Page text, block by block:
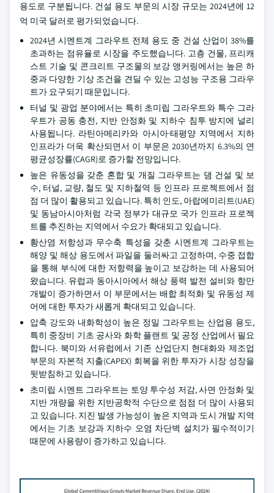
용도로 구분됩니다. 건설 용도 부문의 시장 규모는 2024년에 12
억 미국 달러로 평가되었습니다.
2024년 시멘트계 그라우트 전체 용도 중 건설 산업이 38%를
초과하는 점유율로 시장을 주도했습니다. 고층 건물, 프리캐
스트 기술 및 콘크리트 구조물의 보강 앵커링에서는 높은 하
중과 다양한 기상 조건을 견딜 수 있는 고성능 구조용 그라우
트가 요구되기 때문입니다.
터널 및 광업 분야에서는 특히 초미립 그라우트와 특수 그라
우트가 공동 충전, 지반 안정화 및 지하수 침투 방지에 널리
사용됩니다. 라틴아메리카와 아시아·태평양 지역에서 지하
인프라가 더욱 확산되면서 이 부문은 2030년까지 6.3%의 연
평균성장률(CAGR)로 증가할 전망입니다.
높은 유동성을 갖춘 혼합 및 개질 그라우트는 댐 건설 및 보
수, 터널, 교량, 철도 및 지하철역 등 인프라 프로젝트에서 점
점 더 많이 활용되고 있습니다. 특히 인도, 아랍에미리트(UAE)
및 동남아시아처럼 각국 정부가 대규모 국가 인프라 프로젝
트를 추진하는 지역에서 수요가 확대되고 있습니다.
황산염 저항성과 무수축 특성을 갖춘 시멘트계 그라우트는
해양 및 해상 용도에서 파일을 둘러싸고 고정하며, 수중 접합
을 통해 부식에 대한 저항력을 높이고 보강하는 데 사용되어
왔습니다. 유럽과 동아시아에서 해상 풍력 발전 설비와 항만
개발이 증가하면서 이 부문에서는 배합 최적화 및 유동성 제
어에 대한 투자가 새롭게 확대되고 있습니다.
압축 강도와 내화학성이 높은 정밀 그라우트는 산업용 용도,
특히 중장비 기초 공사와 화학 플랜트 및 공정 산업에서 필요
합니다. 북미와 서유럽에서 기존 산업단지 현대화와 제조업
부문의 자본적 지출(CAPEX) 회복을 위한 투자가 시장 성장을
뒷받침하고 있습니다.
초미립 시멘트 그라우트는 토양 투수성 저감, 사면 안정화 및
지반 개량을 위한 지반공학적 수단으로 점점 더 많이 사용되
고 있습니다. 지진 발생 가능성이 높은 지역과 도시 개발 지역
에서는 기초 보강과 지하수 오염 차단벽 설치가 필수적이기
때문에 사용량이 증가하고 있습니다.